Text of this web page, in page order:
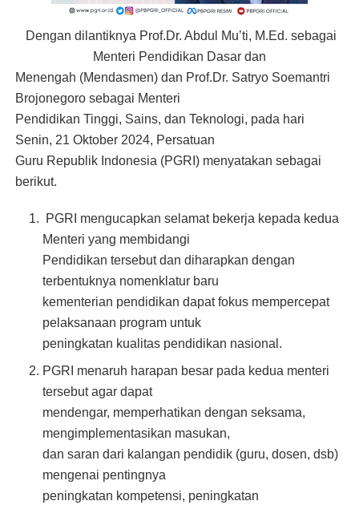
Dengan dilantiknya Prof.Dr. Abdul Mu’ti, M.Ed. sebagai
Menteri Pendidikan Dasar dan
Menengah (Mendasmen) dan Prof.Dr. Satryo Soemantri
Brojonegoro sebagai Menteri
Pendidikan Tinggi, Sains, dan Teknologi, pada hari
Senin, 21 Oktober 2024, Persatuan
Guru Republik Indonesia (PGRI) menyatakan sebagai
berikut.
PGRI mengucapkan selamat bekerja kepada kedua
Menteri yang membidangi
Pendidikan tersebut dan diharapkan dengan
terbentuknya nomenklatur baru
kementerian pendidikan dapat fokus mempercepat
pelaksanaan program untuk
peningkatan kualitas pendidikan nasional.
PGRI menaruh harapan besar pada kedua menteri
tersebut agar dapat
mendengar, memperhatikan dengan seksama,
mengimplementasikan masukan,
dan saran dari kalangan pendidik (guru, dosen, dsb)
mengenai pentingnya
peningkatan kompetensi, peningkatan